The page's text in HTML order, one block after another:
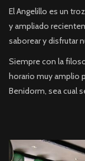
El Angelillo es un
y ampliado
saborear y disfrutar
Siempre con la
horario muy amplio
Benidorm, sea cual